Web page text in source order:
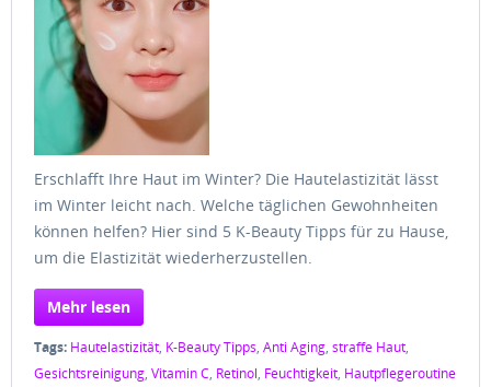
Erschlafft Ihre Haut im Winter? Die Hautelastizität lässt
im Winter leicht nach. Welche täglichen Gewohnheiten
können helfen? Hier sind 5 K-Beauty Tipps für zu Hause,
um die Elastizität wiederherzustellen.
Mehr lesen
Tags: Hautelastizität, K-Beauty Tipps, Anti Aging, straffe Haut,
Gesichtsreinigung, Vitamin C, Retinol, Feuchtigkeit, Hautpflegeroutine